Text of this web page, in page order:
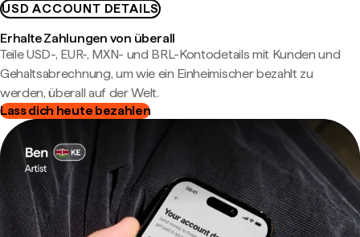
USD ACCOUNT DETAILS
Erhalte Zahlungen von überall
Teile USD-, EUR-, MXN- und BRL-Kontodetails mit Kunden und
Gehaltsabrechnung, um wie ein Einheimischer bezahlt zu
werden, überall auf der Welt.
Lass dich heute bezahlen